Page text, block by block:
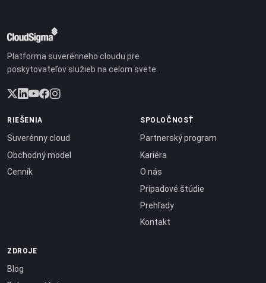
Platforma suverénneho cloudu pre
poskytovateľov služieb na celom svete.
RIEŠENIA
Suverénny cloud
Obchodný model
Cenník
SPOLOČNOSŤ
Partnerský program
Kariéra
O nás
Prípadové štúdie
Prehľady
Kontakt
ZDROJE
Blog